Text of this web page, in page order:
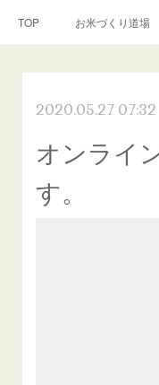
TOP お米づくり道場
お問い合わせ リンク
2020.05.27 07:32
オンライ
す。